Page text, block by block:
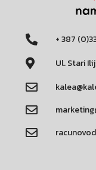
+ 387
Ul. Stari